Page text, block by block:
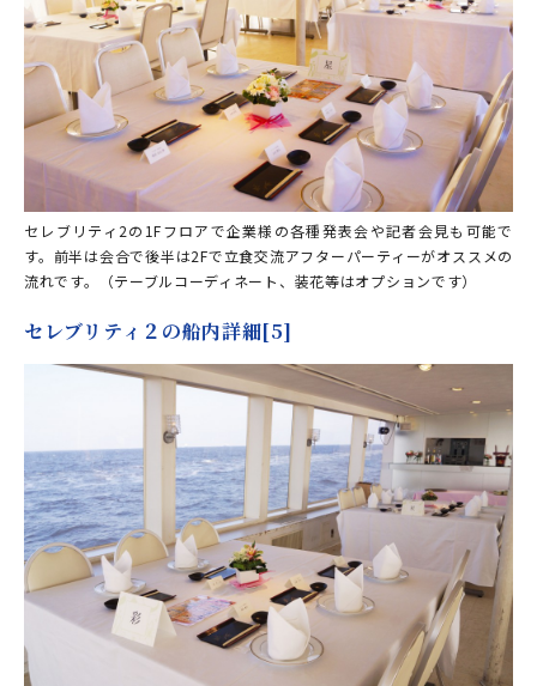
セレブリティ2の1Fフロアで企業様の各種発表会や記者会見も可能で
す。前半は会合で後半は2Fで立食交流アフターパーティーがオススメの
流れです。（テーブルコーディネート、装花等はオプションです）
セレブリティ２の船内詳細[5]